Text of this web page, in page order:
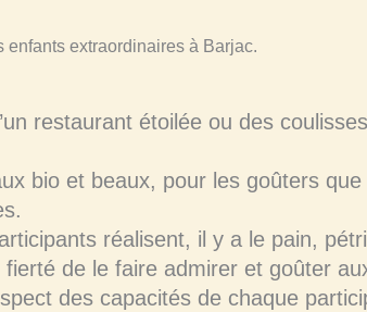
restaurant étoilée ou des
bio et beaux, pour les goûters
réalisent, il y a le pain,
de le faire admirer et goûter
des capacités de chaque